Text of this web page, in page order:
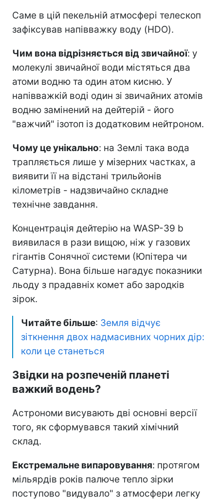
Саме в цій пекельній атмосфері телескоп
зафіксував напівважку воду (HDO).
Чим вона відрізняється від звичайної: у
молекулі звичайної води містяться два
атоми водню та один атом кисню. У
напівважкій воді один зі звичайних атомів
водню замінений на дейтерій - його
"важчий" ізотоп із додатковим нейтроном.
Чому це унікально: на Землі така вода
трапляється лише у мізерних частках, а
виявити її на відстані трильйонів
кілометрів - надзвичайно складне
технічне завдання.
Концентрація дейтерію на WASP-39 b
виявилася в рази вищою, ніж у газових
гігантів Сонячної системи (Юпітера чи
Сатурна). Вона більше нагадує показники
льоду з прадавніх комет або зародків
зірок.
Читайте більше: Земля відчує
зіткнення двох надмасивних чорних дір:
коли це станеться
Звідки на розпеченій планеті
важкий водень?
Астрономи висувають дві основні версії
того, як сформувався такий хімічний
склад.
Екстремальне випаровування: протягом
мільярдів років палюче тепло зірки
поступово "видувало" з атмосфери легку